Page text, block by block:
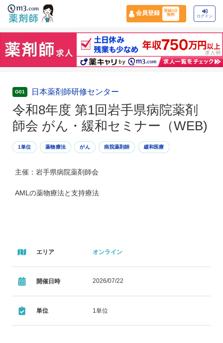
会員登録
登録1分
無料
ログイン
G01 日本薬剤師研修センター
令和8年度 第1回岩手県病院薬剤
師会 がん・緩和セミナー（WEB)
1単位 薬物療法 がん 病院薬剤師 緩和医療
主催：岩手県病院薬剤師会
AMLの薬物療法と支持療法
エリア オンライン
開催日時 2026/07/22
単位 1単位